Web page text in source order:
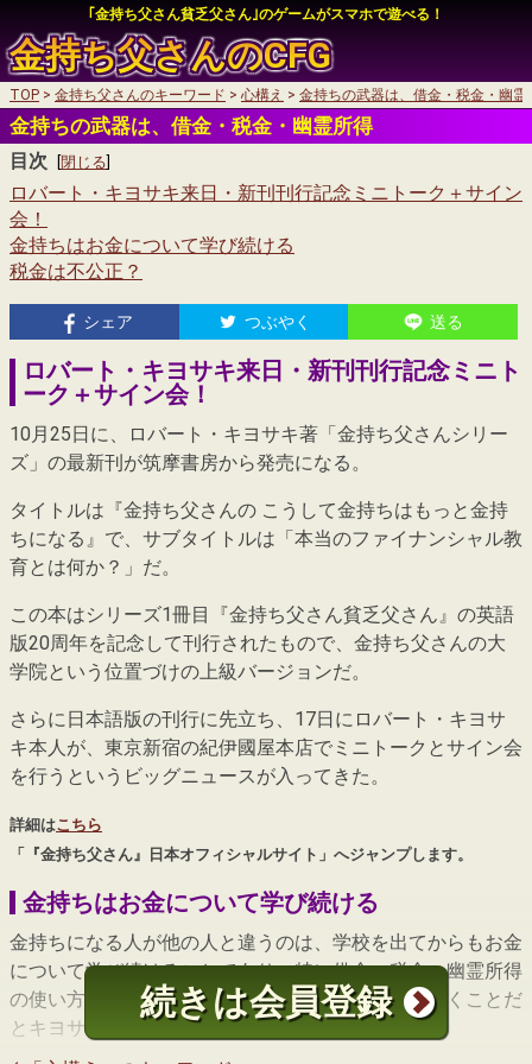
｢金持ち父さん貧乏父さん｣のゲームがスマホで遊べる！
金持ち父さんのCFG
TOP 金持ち父さんのキーワード 心構え 金持ちの武器は、借金・税金・幽霊
金持ちの武器は、借金・税金・幽霊所得
目次 閉じる
ロバート・キヨサキ来日・新刊刊行記念ミニトーク＋サイン
会！
金持ちはお金について学び続ける
税金は不公正？
シェア つぶやく 送る
ロバート・キヨサキ来日・新刊刊行記念ミニト
ーク＋サイン会！
10月25日に、ロバート・キヨサキ著「金持ち父さんシリー
ズ」の最新刊が筑摩書房から発売になる。
タイトルは『金持ち父さんの こうして金持ちはもっと金持
ちになる』で、サブタイトルは「本当のファイナンシャル教
育とは何か？」だ。
この本はシリーズ1冊目『金持ち父さん貧乏父さん』の英語
版20周年を記念して刊行されたもので、金持ち父さんの大
学院という位置づけの上級バージョンだ。
さらに日本語版の刊行に先立ち、17日にロバート・キヨサ
キ本人が、東京新宿の紀伊國屋本店でミニトークとサイン会
を行うというビッグニュースが入ってきた。
詳細はこちら
「『金持ち父さん』日本オフィシャルサイト」へジャンプします。
金持ちはお金について学び続ける
金持ちになる人が他の人と違うのは、学校を出てからもお金
について学び続けることであり、特に借金・税金・幽霊所得
の使い方について実地で経験を積みながら学んでいくことだ
とキヨサキは言う。
続きは会員登録
My SoftBankログイン
My SoftBankログイン
auかんたん決済